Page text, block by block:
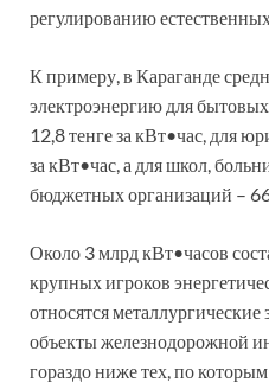
регулированию
К примеру, в Караганде
электроэнергию для
12,8 тенге за кВт•час, для
за кВт•час, а для школ,
бюджетных организаций –
Около 3 млрд кВт•часов
крупных игроков
относятся
объекты железнодорожной
гораздо ниже тех, по